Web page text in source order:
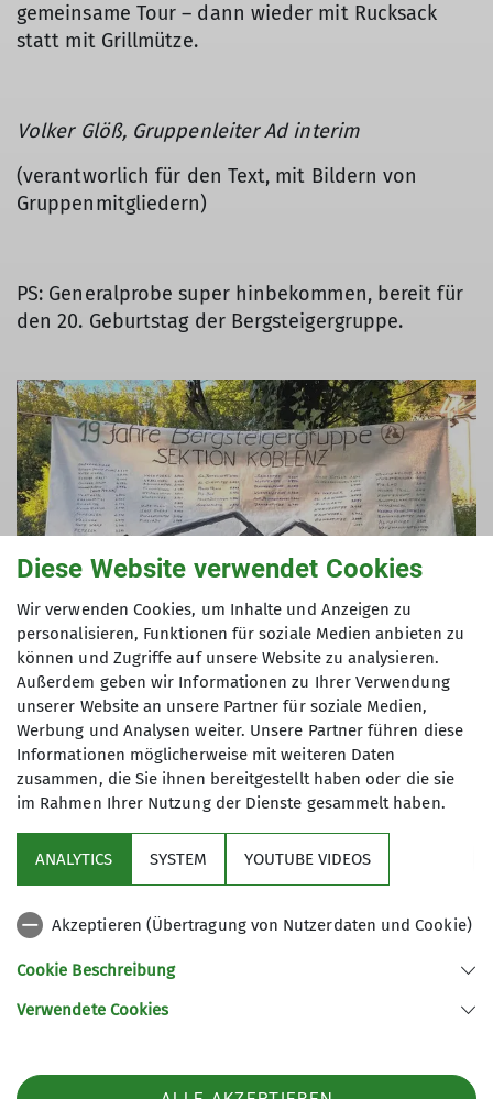
gemeinsame Tour – dann wieder mit Rucksack
statt mit Grillmütze.
Volker Glöß, Gruppenleiter Ad interim
(verantworlich für den Text, mit Bildern von
Gruppenmitgliedern)
PS: Generalprobe super hinbekommen, bereit für
den 20. Geburtstag der Bergsteigergruppe.
Sektion
DAV
Sektion Koblenz des Deutschen Alpenvereins e.V.
Telefon +4926179452
Diese Website verwendet Cookies
Wir verwenden Cookies, um Inhalte und Anzeigen zu
personalisieren, Funktionen für soziale Medien anbieten zu
können und Zugriffe auf unsere Website zu analysieren.
Außerdem geben wir Informationen zu Ihrer Verwendung
unserer Website an unsere Partner für soziale Medien,
Werbung und Analysen weiter. Unsere Partner führen diese
Informationen möglicherweise mit weiteren Daten
zusammen, die Sie ihnen bereitgestellt haben oder die sie
im Rahmen Ihrer Nutzung der Dienste gesammelt haben.
ANALYTICS SYSTEM YOUTUBE VIDEOS
Akzeptieren (Übertragung von Nutzerdaten und Cookie)
Cookie Beschreibung
Verwendete Cookies